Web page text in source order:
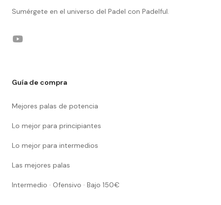
Sumérgete en el universo del Padel con Padelful.
YouTube
Guía de compra
Mejores palas de potencia
Lo mejor para principiantes
Lo mejor para intermedios
Las mejores palas
Intermedio · Ofensivo · Bajo 150€